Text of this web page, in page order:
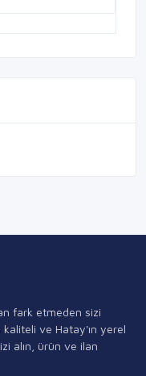
fark etmeden sizi
kaliteli ve Hatay'ın yerel
alın, ürün ve ilan